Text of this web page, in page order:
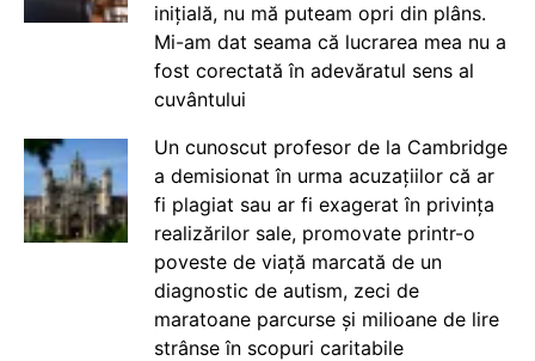
inițială, nu mă puteam opri din plâns.
Mi-am dat seama că lucrarea mea nu a
fost corectată în adevăratul sens al
cuvântului
Un cunoscut profesor de la Cambridge
a demisionat în urma acuzațiilor că ar
fi plagiat sau ar fi exagerat în privința
realizărilor sale, promovate printr-o
poveste de viață marcată de un
diagnostic de autism, zeci de
maratoane parcurse și milioane de lire
strânse în scopuri caritabile